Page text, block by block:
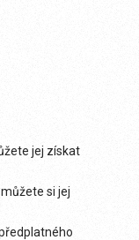
jej získat
si jej